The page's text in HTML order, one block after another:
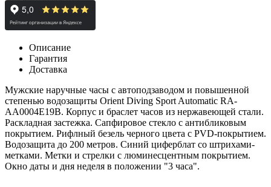
Описание
Гарантия
Доставка
Мужские наручные часы с автоподзаводом и повышенной
степенью водозащиты Orient Diving Sport Automatic RA-
AA0004E19B. Корпус и браслет часов из нержавеющей стали.
Раскладная застежка. Сапфировое стекло с антибликовым
покрытием. Рифлный безель черного цвета с PVD-покрытием.
Водозащита до 200 метров. Синий циферблат со штрихами-
метками. Метки и стрелки с люминесцентным покрытием.
Окно даты и дня неделя в положении "3 часа".